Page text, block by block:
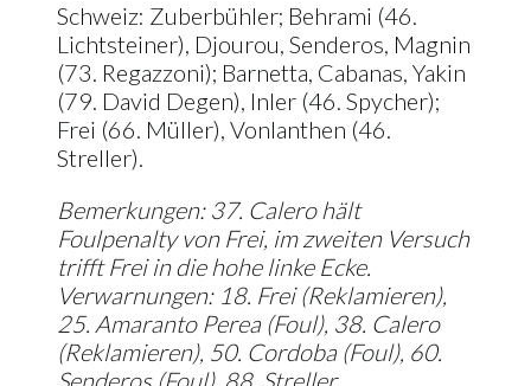
Schweiz: Zuberbühler; Behrami (46.
Lichtsteiner), Djourou, Senderos, Magnin
(73. Regazzoni); Barnetta, Cabanas, Yakin
(79. David Degen), Inler (46. Spycher);
Frei (66. Müller), Vonlanthen (46.
Streller).
Bemerkungen: 37. Calero hält
Foulpenalty von Frei, im zweiten Versuch
trifft Frei in die hohe linke Ecke.
Verwarnungen: 18. Frei (Reklamieren),
25. Amaranto Perea (Foul), 38. Calero
(Reklamieren), 50. Cordoba (Foul), 60.